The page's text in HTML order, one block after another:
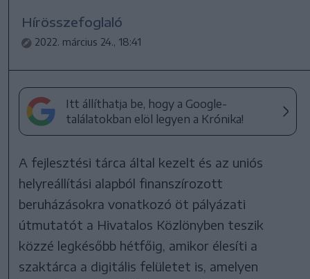
Hírösszefoglaló
2022. március 24., 18:41
Itt állíthatja be, hogy a Google-
találatokban elöl legyen a Krónika!
A fejlesztési tárca által kezelt és az uniós
helyreállítási alapból finanszírozott
beruházásokra vonatkozó öt pályázati
útmutatót a Hivatalos Közlönyben teszik
közzé legkésőbb hétfőig, amikor élesíti a
szaktárca a digitális felületet is, amelyen